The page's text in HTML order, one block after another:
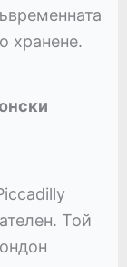
хранене.
Той